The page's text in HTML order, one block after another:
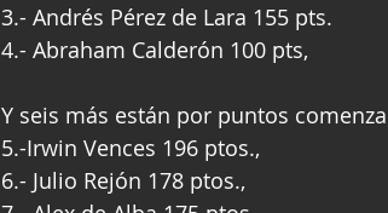
3.- Andrés Pérez de Lara 155 pts.
4.- Abraham Calderón 100 pts,
Y seis más están por puntos
5.-Irwin Vences 196 ptos.,
6.- Julio Rejón 178 ptos.,